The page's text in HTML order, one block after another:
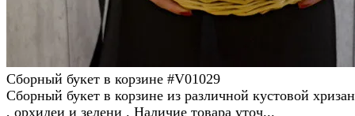
Сборный букет в корзине #V01029
Сборный букет в корзине из различной кустовой
, орхидеи и зелени . Наличие товара уточ...